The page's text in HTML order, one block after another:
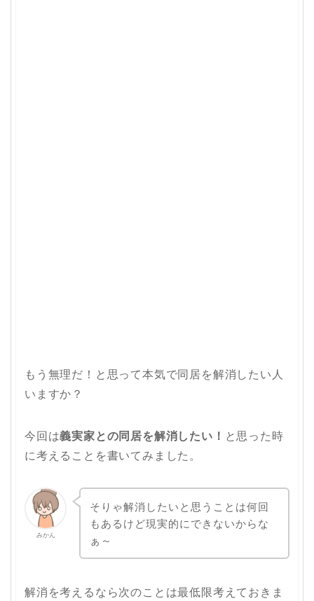
もう無理だ！と思って本気で同居を解消したい人
いますか？
今回は義実家との同居を解消したい！ と思った時
に考えることを書いてみました。
みかん
そりゃ解消したいと思うことは何回
もあるけど現実的にできないからな
ぁ～
解消を考えるなら次のことは最低限考えておきま